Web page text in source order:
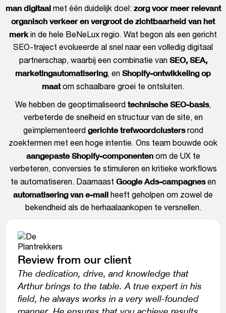
man digitaalmet één duidelijk doel: zorg voor meer relevant
organisch verkeer en vergroot de zichtbaarheid van het
merkin de hele BeNeLux regio. Wat begon als een gericht
SEO-traject evolueerde al snel naar een volledig digitaal
partnerschap, waarbij een combinatie van SEO, SEA,
marketingautomatisering, en Shopify-ontwikkeling op
maatom schaalbare groei te ontsluiten.
We hebben de geoptimaliseerd technische SEO-basis,
verbeterde de snelheid en structuur van de site, en
geïmplementeerd gerichte trefwoordclustersrond
zoektermen met een hoge intentie. Ons team bouwde ook
aangepaste Shopify-componentenom de UX te
verbeteren, conversies te stimuleren en kritieke workflows
te automatiseren. Daarnaast Google Ads-campagnesen
automatisering van e-mail heeft geholpen om zowel de
bekendheid als de herhaalaankopen te versnellen.
Review from our client
The dedication, drive, and knowledge that
Arthur brings to the table. A true expert in his
field, he always works in a very well-founded